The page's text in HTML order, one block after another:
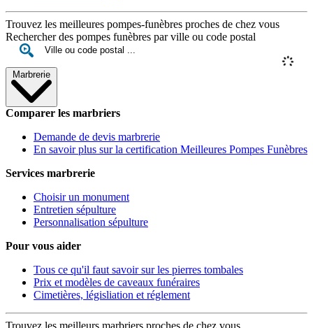
Trouvez les meilleures pompes-funèbres proches de chez vous
Rechercher des pompes funèbres par ville ou code postal
Marbrerie
Comparer les marbriers
Demande de devis marbrerie
En savoir plus sur la certification Meilleures Pompes Funèbres
Services marbrerie
Choisir un monument
Entretien sépulture
Personnalisation sépulture
Pour vous aider
Tous ce qu'il faut savoir sur les pierres tombales
Prix et modèles de caveaux funéraires
Cimetières, législiation et réglement
Trouvez les meilleurs marbriers proches de chez vous